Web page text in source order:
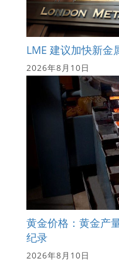
LME 建议加快新金
2026年8月10日
黄金价格：黄金产
纪录
2026年8月10日